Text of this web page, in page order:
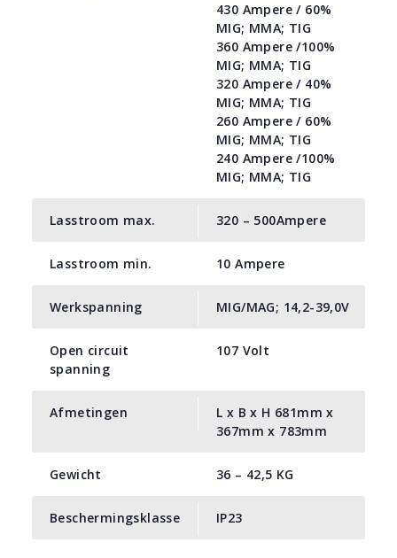
430 Ampere / 60%
MIG; MMA; TIG
360 Ampere /100%
MIG; MMA; TIG
320 Ampere / 40%
MIG; MMA; TIG
260 Ampere / 60%
MIG; MMA; TIG
240 Ampere /100%
MIG; MMA; TIG
Lasstroom max. 320 – 500Ampere
Lasstroom min. 10 Ampere
Werkspanning MIG/MAG; 14,2-39,0V
Open circuit
spanning
107 Volt
Afmetingen
L x B x H 681mm x
367mm x 783mm
Gewicht 36 – 42,5 KG
Beschermingsklasse IP23